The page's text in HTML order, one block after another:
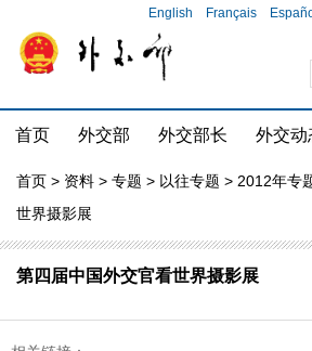
English Français
首页 外交部 外交部长 外交动
首页 > 资料 > 专题 > 以往专题 > 2012年专
世界摄影展
第四届中国外交官看世界摄影展